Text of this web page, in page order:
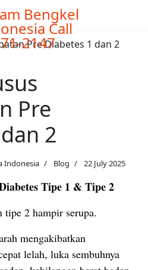
Pre
2
Indonesia Blog 22 July 2025
Tipe 1 & Tipe 2
tipe 2 hampir serupa.
mengakibatkan
lelah, luka sembuhnya